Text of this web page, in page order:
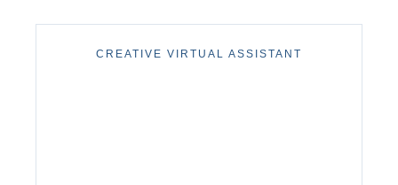
CREATIVE VIRTUAL ASSISTANT